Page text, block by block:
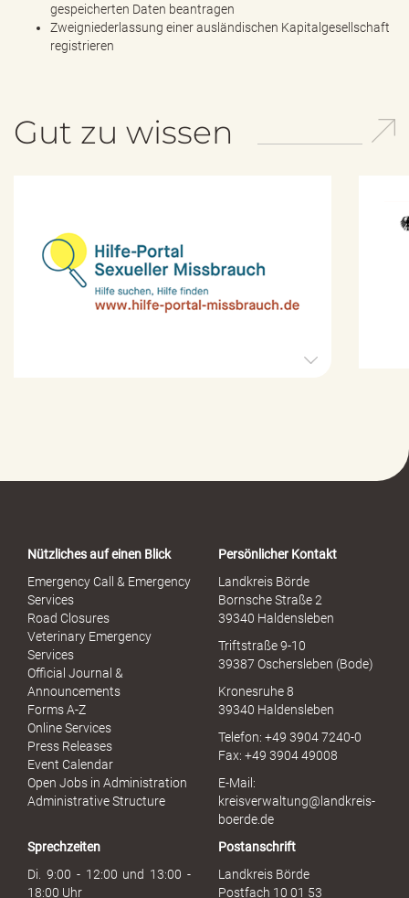
gespeicherten Daten beantragen
Zweigniederlassung einer ausländischen Kapitalgesellschaft
registrieren
Gut zu wissen
o
u
Nützliches auf einen Blick
Emergency Call & Emergency
Services
Road Closures
Veterinary Emergency
Services
Official Journal &
Announcements
Forms A-Z
Online Services
Press Releases
Event Calendar
Open Jobs in Administration
Administrative Structure
Persönlicher Kontakt
Landkreis Börde
Bornsche Straße 2
39340 Haldensleben
Triftstraße 9-10
39387 Oschersleben (Bode)
Kronesruhe 8
39340 Haldensleben
Telefon: +49 3904 7240-0
Fax: +49 3904 49008
E-Mail:
kreisverwaltung@landkreis-
boerde.de
Sprechzeiten
Di. 9:00 - 12:00 und 13:00 -
18:00 Uhr
Postanschrift
Landkreis Börde
Postfach 10 01 53